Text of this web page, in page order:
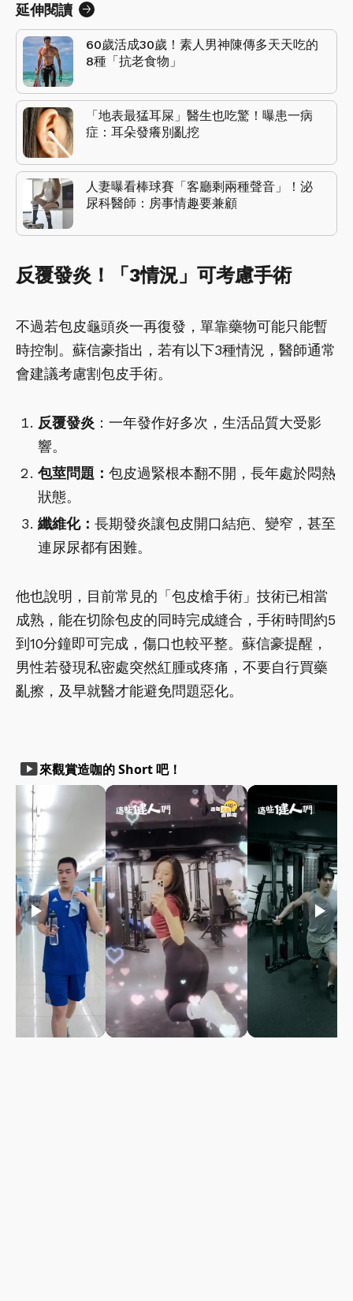
延伸閱讀
60歲活成30歲！素人男神陳傳多天天吃的
8種「抗老食物」
「地表最猛耳屎」醫生也吃驚！曝患一病
症：耳朵發癢別亂挖
人妻曝看棒球賽「客廳剩兩種聲音」！泌
尿科醫師：房事情趣要兼顧
反覆發炎！「3情況」可考慮手術
不過若包皮龜頭炎一再復發，單靠藥物可能只能暫
時控制。蘇信豪指出，若有以下3種情況，醫師通常
會建議考慮割包皮手術。
反覆發炎 ：一年發作好多次，生活品質大受影
響。
包莖問題： 包皮過緊根本翻不開，長年處於悶熱
狀態。
纖維化： 長期發炎讓包皮開口結疤、變窄，甚至
連尿尿都有困難。
他也說明，目前常見的「包皮槍手術」技術已相當
成熟，能在切除包皮的同時完成縫合，手術時間約5
到10分鐘即可完成，傷口也較平整。蘇信豪提醒，
男性若發現私密處突然紅腫或疼痛，不要自行買藥
亂擦，及早就醫才能避免問題惡化。
smart_display來觀賞造咖的 Short 吧！
play_arrow play_arrow play_arrow